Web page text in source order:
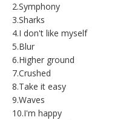
2.Symphony
3.Sharks
4.I don't like myself
5.Blur
6.Higher ground
7.Crushed
8.Take it easy
9.Waves
10.I'm happy